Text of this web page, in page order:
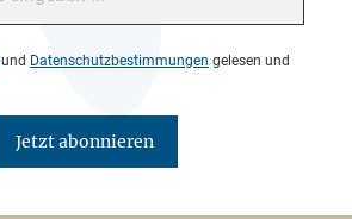
und Datenschutzbestimmungen gelesen und
Jetzt abonnieren